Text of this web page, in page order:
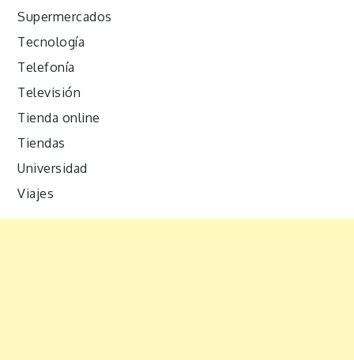
Supermercados
Tecnología
Telefonía
Televisión
Tienda online
Tiendas
Universidad
Viajes